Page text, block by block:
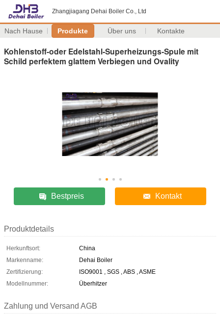
Zhangjiagang Dehai Boiler Co., Ltd
Nach Hause Produkte Über uns Kontakte
Kohlenstoff-oder Edelstahl-Superheizungs-Spule mit
Schild perfektem glattem Verbiegen und Ovality
Bestpreis Kontakt
Produktdetails
Herkunftsort:
China
Markenname:
Dehai Boiler
Zertifizierung:
ISO9001 , SGS , ABS , ASME
Modellnummer:
Überhitzer
Zahlung und Versand AGB